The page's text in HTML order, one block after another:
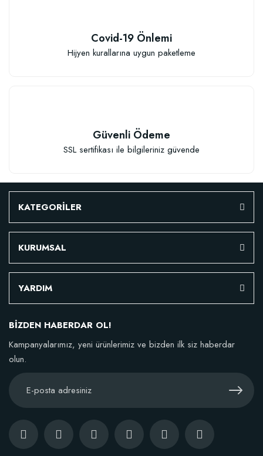
TÜKENDI
Bal Yulaf Yoğun Kokulu Sabun
Stokta Yok
Çörek Otlu Yoğun Kokulu Sabun
12,87 TL
Stokta Yok
Covid-19 Önlemi
Hijyen kurallarına uygun paketleme
Güvenli Ödeme
SSL sertifikası ile bilgileriniz güvende
KATEGORİLER
KURUMSAL
YARDIM
BİZDEN HABERDAR OL!
Kampanyalarımız, yeni ürünlerimiz ve bizden ilk siz haberdar
olun.